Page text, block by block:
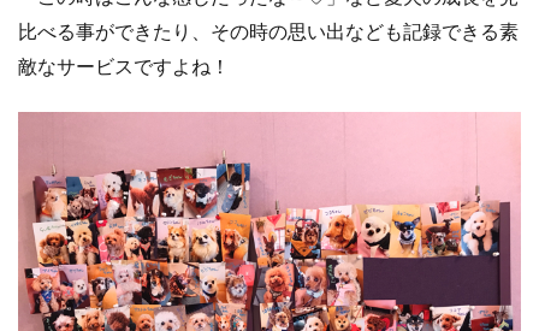
比べる事ができたり、その時の思い出なども記録できる素
敵なサービスですよね！